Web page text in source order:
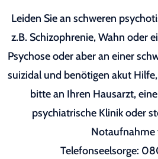
Leiden Sie an schweren
z.B. Schizophrenie, Wahn oder
Psychose oder aber an einer
suizidal und benötigen akut
bitte an Ihren Hausarzt,
psychiatrische Klinik oder
Notaufnahme
Telefonseelsorge: